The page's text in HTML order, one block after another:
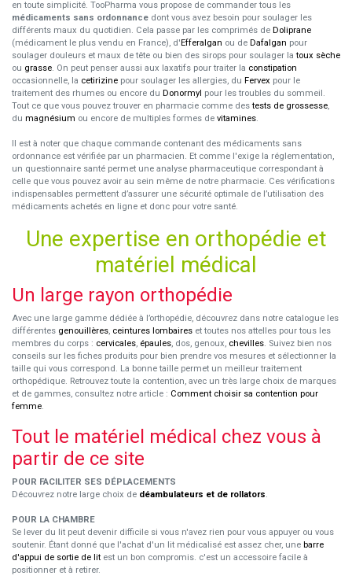
en toute simplicité. TooPharma vous propose de commander tous les
médicaments sans ordonnance dont vous avez besoin pour soulager les
différents maux du quotidien. Cela passe par les comprimés de Doliprane
(médicament le plus vendu en France), d'Efferalgan ou de Dafalgan pour
soulager douleurs et maux de tête ou bien des sirops pour soulager latoux sèche
ou grasse. On peut penser aussi aux laxatifs pour traiter la constipation
occasionnelle, la cetirizine pour soulager les allergies, du Fervex pour le
traitement des rhumes ou encore du Donormyl pour les troubles du sommeil.
Tout ce que vous pouvez trouver en pharmacie comme destests de grossesse,
du magnésium ou encore de multiples formes de vitamines.
Il est à noter que chaque commande contenant des médicaments sans
ordonnance est vérifiée par un pharmacien. Et comme l'exige la réglementation,
un questionnaire santé permet une analyse pharmaceutique correspondant à
celle que vous pouvez avoir au sein même de notre pharmacie. Ces vérifications
indispensables permettent d’assurer une sécurité optimale de l’utilisation des
médicaments achetés en ligne et donc pour votre santé.
Une expertise en orthopédie et
matériel médical
Un large rayon orthopédie
Avec une large gamme dédiée à l’orthopédie, découvrez dans notre catalogue les
différentes genouillères, ceintures lombaires et toutes nos attelles pour tous les
membres du corps : cervicales, épaules, dos, genoux, chevilles. Suivez bien nos
conseils sur les fiches produits pour bien prendre vos mesures et sélectionner la
taille qui vous correspond. La bonne taille permet un meilleur traitement
orthopédique. Retrouvez toute la contention, avec un très large choix de marques
et de gammes, consultez notre article : Comment choisir sa contention pour
femme.
Tout le matériel médical chez vous à
partir de ce site
POUR FACILITER SES DÉPLACEMENTS
Découvrez notre large choix de déambulateurs et de rollators.
POUR LA CHAMBRE
Se lever du lit peut devenir difficile si vous n'avez rien pour vous appuyer ou vous
soutenir. Étant donné que l'achat d'un lit médicalisé est assez cher, une barre
d'appui de sortie de lit est un bon compromis. c'est un accessoire facile à
positionner et à retirer.